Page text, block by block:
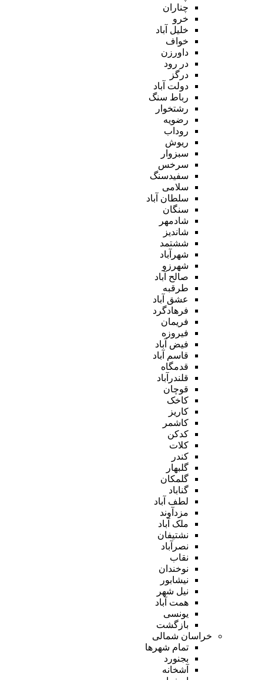
چناران
خرو
خلیل آباد
خواف
داورزن
در رود
درگز
دولت آباد
رباط سنگ
رشتخوار
رضویه
روداب
ریوش
سبزوار
سرخس
سفیدسنگ
سلامی
سلطان آباد
سنگان
شادمهر
شاندیز
ششتمد
شهرآباد
شهرزو
صالح آباد
طرقبه
عشق آباد
فرهادگرد
فریمان
فیروزه
فیض آباد
قاسم آباد
قدمگاه
قلندرآباد
قوچان
کاخک
کاریز
کاشمر
کدکن
کلات
کندر
گلبهار
گلمکان
گناباد
لطف آباد
مزدآوند
ملک آباد
نشتیفان
نصرآباد
نقاب
نوخندان
نیشابور
نیل شهر
همت آباد
یونسی
بازگشت
خراسان شمالی
تمام شهر‌ها
بجنورد
آشخانه